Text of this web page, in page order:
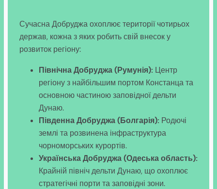
Сучасна Добруджа охоплює території чотирьох
держав, кожна з яких робить свій внесок у
розвиток регіону:
Північна Добруджа (Румунія): Центр
регіону з найбільшим портом Констанца та
основною частиною заповідної дельти
Дунаю.
Південна Добруджа (Болгарія): Родючі
землі та розвинена інфраструктура
чорноморських курортів.
Українська Добруджа (Одеська область):
Крайній північ дельти Дунаю, що охоплює
стратегічні порти та заповідні зони.